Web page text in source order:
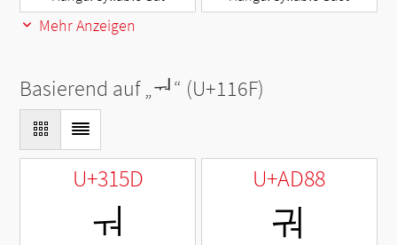
Mehr Anzeigen
Basierend auf „ᅯ“ (U+116F)
U+315D
ㅝ
U+AD88
궈